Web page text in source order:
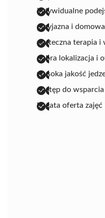
indywidualne
przyjazna i
skuteczna terapia i
dobra lokalizacja i
wysoka jakość
dostęp do
bogata oferta zajęć